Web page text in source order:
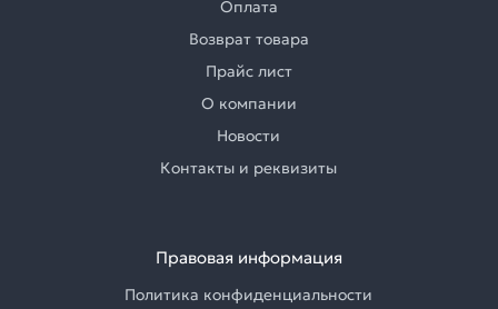
Оплата
Возврат товара
Прайс лист
О компании
Новости
Контакты и реквизиты
Правовая информация
Политика конфиденциальности